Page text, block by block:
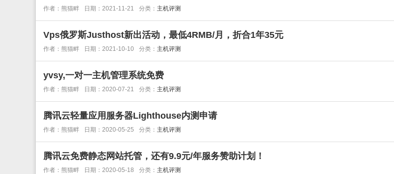
作者：熊猫畔 日期：2021-11-21 分类： 主机评测
Vps俄罗斯Justhost新出活动，最低4RMB/月，折合1年35元
作者：熊猫畔 日期：2021-10-10 分类： 主机评测
yvsy,一对一主机管理系统免费
作者：熊猫畔 日期：2020-07-21 分类： 主机评测
腾讯云轻量应用服务器Lighthouse内测申请
作者：熊猫畔 日期：2020-05-25 分类： 主机评测
腾讯云免费静态网站托管，还有9.9元/年服务赞助计划！
作者：熊猫畔 日期：2020-05-18 分类： 主机评测